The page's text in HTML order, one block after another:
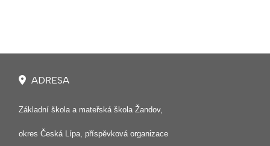
ADRESA
Základní škola a mateřská škola Žandov,
okres Česká Lípa, příspěvková organizace